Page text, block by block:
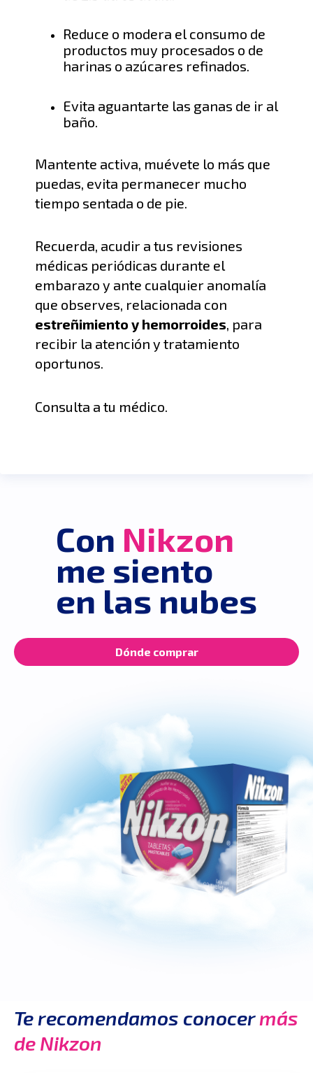
Reduce o modera el consumo de
productos muy procesados o de
harinas o azúcares refinados.
Evita aguantarte las ganas de ir al
baño.
Mantente activa, muévete lo más que
puedas, evita permanecer mucho
tiempo sentada o de pie.
Recuerda, acudir a tus revisiones
médicas periódicas durante el
embarazo y ante cualquier anomalía
que observes, relacionada con
estreñimiento y hemorroides, para
recibir la atención y tratamiento
oportunos.
Consulta a tu médico.
Con Nikzon
me siento
en las nubes
Dónde comprar
Te recomendamos conocermás
de Nikzon